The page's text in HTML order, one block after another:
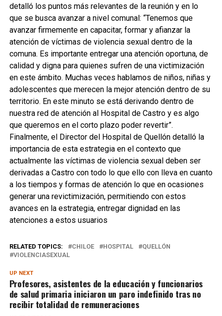
detalló los puntos más relevantes de la reunión y en lo
que se busca avanzar a nivel comunal: “Tenemos que
avanzar firmemente en capacitar, formar y afianzar la
atención de víctimas de violencia sexual dentro de la
comuna. Es importante entregar una atención oportuna, de
calidad y digna para quienes sufren de una victimización
en este ámbito. Muchas veces hablamos de niños, niñas y
adolescentes que merecen la mejor atención dentro de su
territorio. En este minuto se está derivando dentro de
nuestra red de atención al Hospital de Castro y es algo
que queremos en el corto plazo poder revertir”.
Finalmente, el Director del Hospital de Quellón detalló la
importancia de esta estrategia en el contexto que
actualmente las víctimas de violencia sexual deben ser
derivadas a Castro con todo lo que ello con lleva en cuanto
a los tiempos y formas de atención lo que en ocasiones
generar una revictimización, permitiendo con estos
avances en la estrategia, entregar dignidad en las
atenciones a estos usuarios
RELATED TOPICS: CHILOE HOSPITAL
QUELLÓN
VIOLENCIASEXUAL
UP NEXT
Profesores, asistentes de la educación y funcionarios
de salud primaria iniciaron un paro indefinido tras no
recibir totalidad de remuneraciones